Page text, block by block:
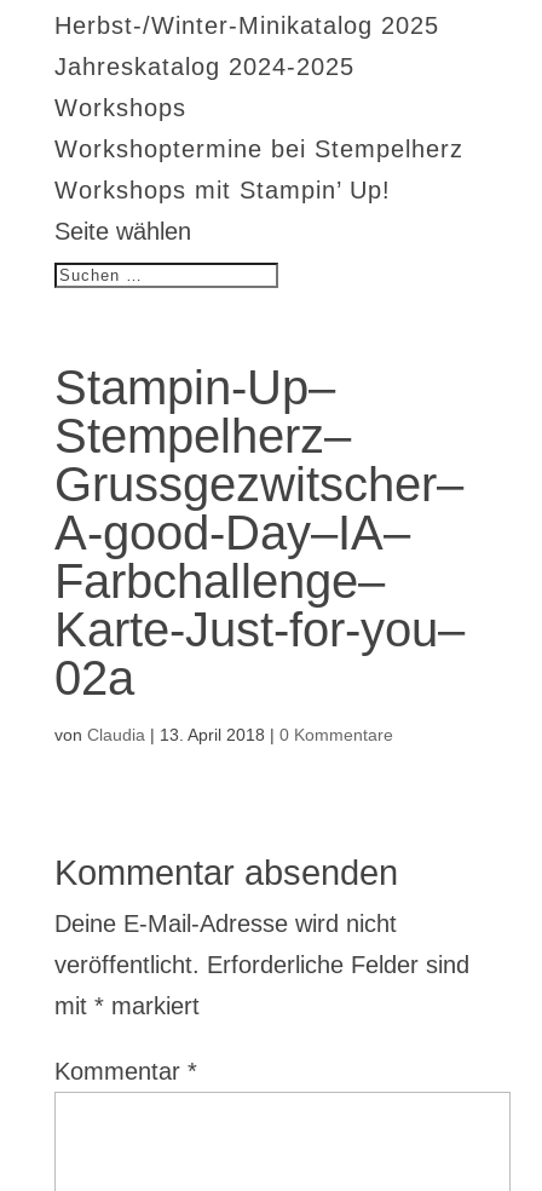
Herbst-/Winter-Minikatalog 2025
Jahreskatalog 2024-2025
Workshops
Workshoptermine bei Stempelherz
Workshops mit Stampin’ Up!
Seite wählen
Stampin-Up–
Stempelherz–
Grussgezwitscher–
A-good-Day–IA–
Farbchallenge–
Karte-Just-for-you–
02a
von Claudia | 13. April 2018 | 0 Kommentare
Kommentar absenden
Deine E-Mail-Adresse wird nicht
veröffentlicht. Erforderliche Felder sind
mit *markiert
Kommentar *